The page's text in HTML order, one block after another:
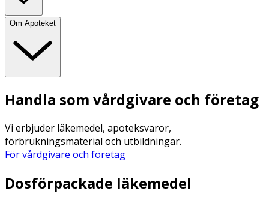
Om Apoteket
Handla som vårdgivare och företag
Vi erbjuder läkemedel, apoteksvaror,
förbrukningsmaterial och utbildningar.
För vårdgivare och företag
Dosförpackade läkemedel